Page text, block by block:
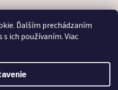
Ďalším prechádzaním
ich používaním. Viac